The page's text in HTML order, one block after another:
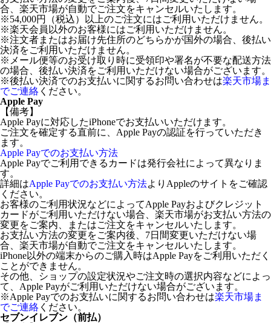
合、楽天市場が自動でご注文をキャンセルいたします。
※54,000円（税込）以上のご注文にはご利用いただけません。
※楽天会員以外のお客様にはご利用いただけません。
※注文者またはお届け先住所のどちらかが国外の場合、後払い
決済をご利用いただけません。
※メール便等のお受け取り時に受領印や署名が不要な配送方法
の場合、後払い決済をご利用いただけない場合がございます。
※後払い決済でのお支払いに関するお問い合わせは楽天市場ま
でご連絡 ください。
Apple Pay
【備考】
Apple Payに対応したiPhoneでお支払いいただけます。
ご注文を確定する直前に、Apple Payの認証を行っていただき
ます。
Apple Payでのお支払い方法
Apple Payでご利用できるカードは発行会社によって異なりま
す。
詳細はApple Payでのお支払い方法よりAppleのサイトをご確認
ください。
お客様のご利用状況などによってApple Payおよびクレジット
カードがご利用いただけない場合、楽天市場がお支払い方法の
変更をご案内、またはご注文をキャンセルいたします。
お支払い方法の変更をご案内後、7日間変更いただけない場
合、楽天市場が自動でご注文をキャンセルいたします。
iPhone以外の端末からのご購入時はApple Payをご利用いただく
ことができません。
その他、ショップの設定状況やご注文時の選択内容などによっ
て、Apple Payがご利用いただけない場合がございます。
※Apple Payでのお支払いに関するお問い合わせは楽天市場ま
でご連絡 ください。
セブンイレブン（前払）